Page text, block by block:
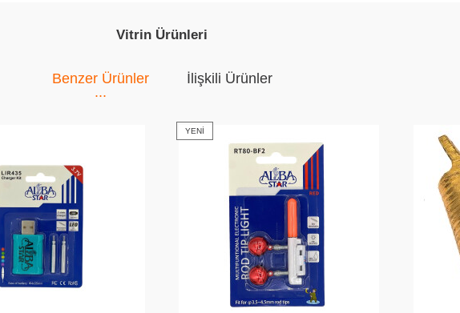
Vitrin Ürünleri
Benzer Ürünler İlişkili Ürünler
YENI